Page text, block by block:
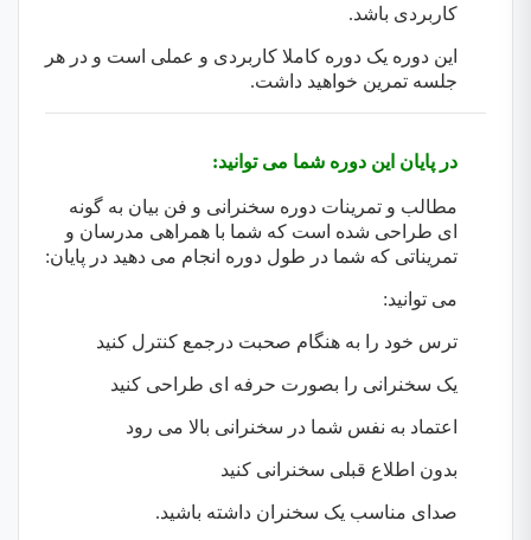
کاربردی باشد.
این دوره یک دوره کاملا کاربردی و عملی است و در هر
جلسه تمرین خواهید داشت.
در پایان این دوره شما می توانید:
مطالب و تمرینات دوره سخنرانی و فن بیان به گونه
ای طراحی شده است که شما با همراهی مدرسان و
تمریناتی که شما در طول دوره انجام می دهید در پایان:
می توانید:
ترس خود را به هنگام صحبت درجمع کنترل کنید
یک سخنرانی را بصورت حرفه ای طراحی کنید
اعتماد به نفس شما در سخنرانی بالا می رود
بدون اطلاع قبلی سخنرانی کنید
صدای مناسب یک سخنران داشته باشید.